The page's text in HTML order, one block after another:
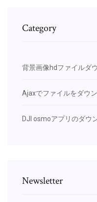
Category
背景画像hdファイルダ
Ajaxでファイルをダウ
DJI osmoアプリのダウ
Newsletter